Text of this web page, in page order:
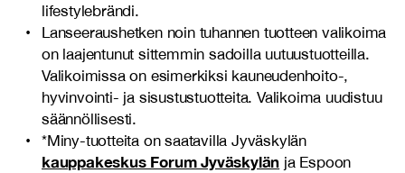
lifestylebrändi.
Lanseeraushetken noin tuhannen tuotteen valikoima
on laajentunut sittemmin sadoilla uutuustuotteilla.
Valikoimissa on esimerkiksi kauneudenhoito-,
hyvinvointi- ja sisustustuotteita. Valikoima uudistuu
säännöllisesti.
*Miny-tuotteita on saatavilla Jyväskylän
kauppakeskus Forum Jyväskylän ja Espoon